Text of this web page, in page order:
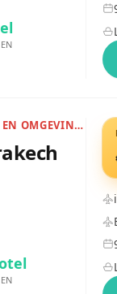
MAROKKO › MARRAKECH EN OMGEVING › MARRAKECH